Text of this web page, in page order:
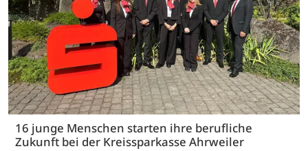
16 junge Menschen starten ihre berufliche
Zukunft bei der Kreissparkasse Ahrweiler